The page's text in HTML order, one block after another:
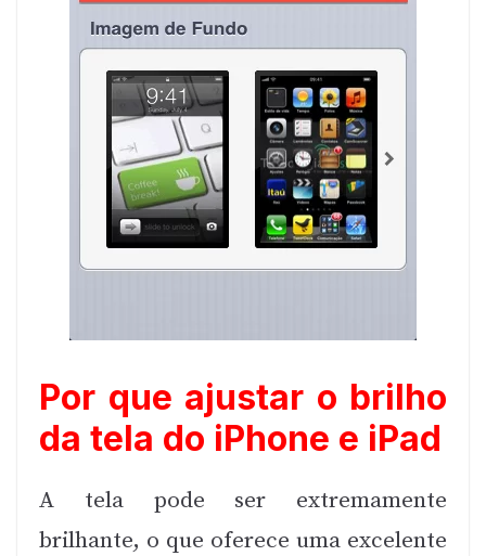
Por que ajustar o brilho
da tela do iPhone e iPad
A tela pode ser extremamente
brilhante, o que oferece uma excelente